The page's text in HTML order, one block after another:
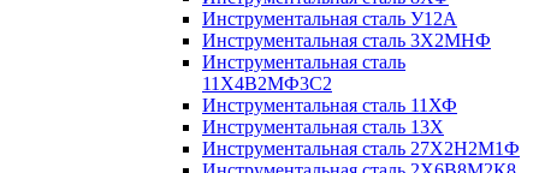
Инструментальная сталь У12А
Инструментальная сталь 3Х2МНФ
Инструментальная сталь
11Х4В2МФ3С2
Инструментальная сталь 11ХФ
Инструментальная сталь 13Х
Инструментальная сталь 27Х2Н2М1Ф